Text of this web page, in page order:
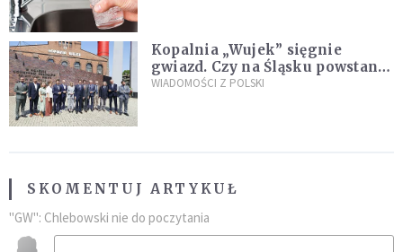
Kopalnia „Wujek” sięgnie
gwiazd. Czy na Śląsku powstanie
„Dolina Krzemowa”?
WIADOMOŚCI Z POLSKI
SKOMENTUJ ARTYKUŁ
"GW": Chlebowski nie do poczytania